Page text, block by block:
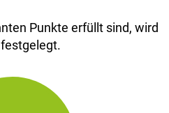
Punkte erfüllt sind, wird